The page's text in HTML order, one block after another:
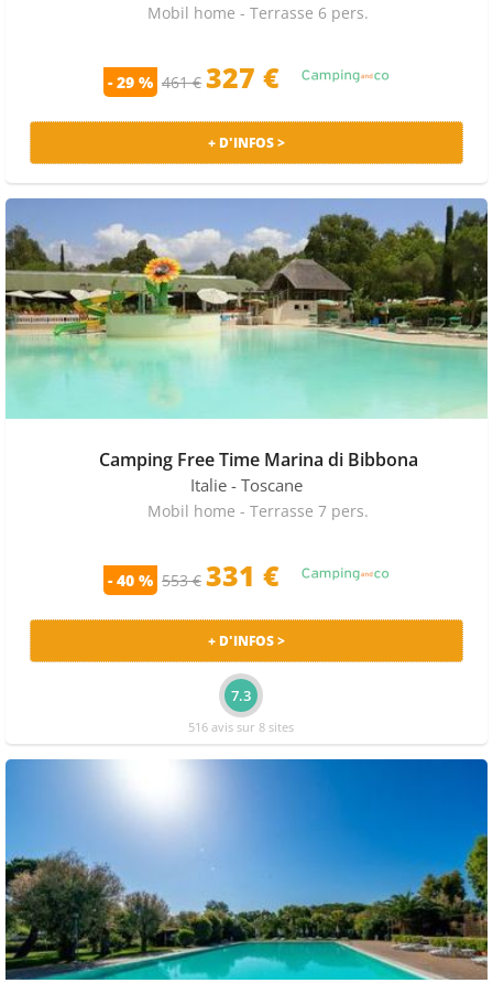
Mobil home - Terrasse 6 pers.
- 29 % 461 € 327 €
+ D'INFOS >
Camping Free Time Marina di Bibbona
Italie - Toscane
Mobil home - Terrasse 7 pers.
- 40 % 553 € 331 €
+ D'INFOS >
7.3
516 avis sur 8 sites